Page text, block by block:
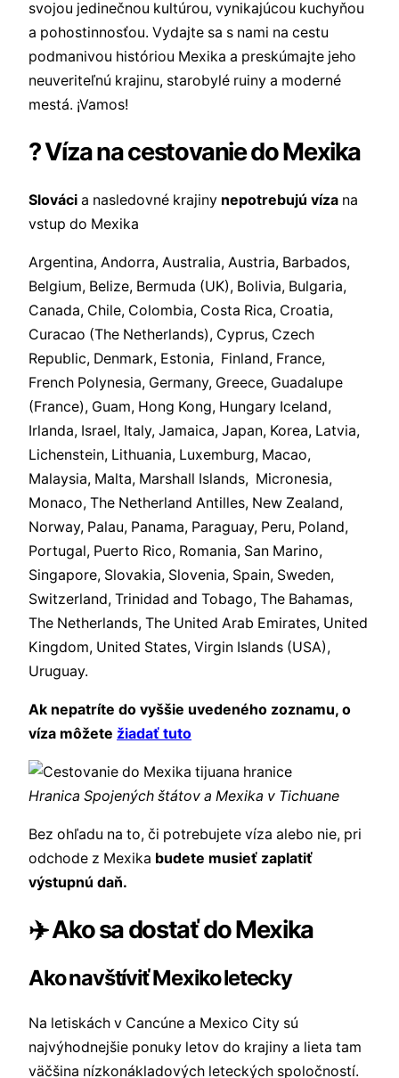
svojou jedinečnou kultúrou, vynikajúcou kuchyňou
a pohostinnosťou. Vydajte sa s nami na cestu
podmanivou históriou Mexika a preskúmajte jeho
neuveriteľnú krajinu, starobylé ruiny a moderné
mestá. ¡Vamos!
? Víza na cestovanie do Mexika
Slováci a nasledovné krajiny nepotrebujú víza na
vstup do Mexika
Argentina, Andorra, Australia, Austria, Barbados,
Belgium, Belize, Bermuda (UK), Bolivia, Bulgaria,
Canada, Chile, Colombia, Costa Rica, Croatia,
Curacao (The Netherlands), Cyprus, Czech
Republic, Denmark, Estonia, Finland, France,
French Polynesia, Germany, Greece, Guadalupe
(France), Guam, Hong Kong, Hungary Iceland,
Irlanda, Israel, Italy, Jamaica, Japan, Korea, Latvia,
Lichenstein, Lithuania, Luxemburg, Macao,
Malaysia, Malta, Marshall Islands, Micronesia,
Monaco, The Netherland Antilles, New Zealand,
Norway, Palau, Panama, Paraguay, Peru, Poland,
Portugal, Puerto Rico, Romania, San Marino,
Singapore, Slovakia, Slovenia, Spain, Sweden,
Switzerland, Trinidad and Tobago, The Bahamas,
The Netherlands, The United Arab Emirates, United
Kingdom, United States, Virgin Islands (USA),
Uruguay.
Ak nepatríte do vyššie uvedeného zoznamu, o
víza môžete žiadať tuto
Hranica Spojených štátov a Mexika v Tichuane
Bez ohľadu na to, či potrebujete víza alebo nie, pri
odchode z Mexika budete musieť zaplatiť
výstupnú daň.
✈️ Ako sa dostať do Mexika
Ako navštíviť Mexiko letecky
Na letiskách v Cancúne a Mexico City sú
najvýhodnejšie ponuky letov do krajiny a lieta tam
väčšina nízkonákladových leteckých spoločností.